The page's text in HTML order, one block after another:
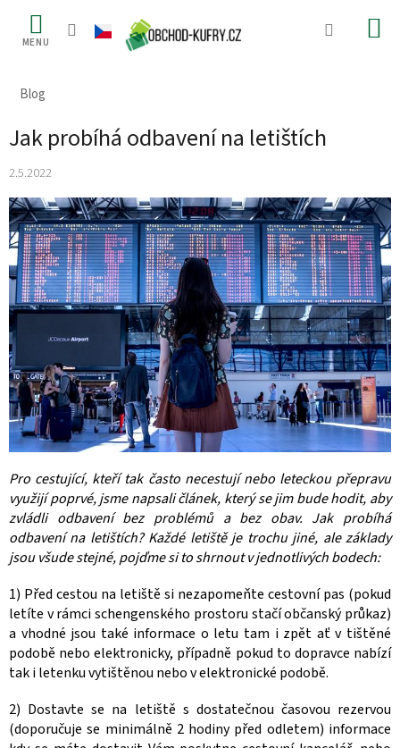
obsah
Blog
Jak probíhá odbavení na letištích
2.5.2022
Pro cestující, kteří tak často necestují nebo leteckou přepravu
využijí poprvé, jsme napsali článek, který se jim bude hodit, aby
zvládli odbavení bez problémů a bez obav. Jak probíhá
odbavení na letištích? Každé letiště je trochu jiné, ale základy
jsou všude stejné, pojďme si to shrnout v jednotlivých bodech:
1) Před cestou na letiště si nezapomeňte cestovní pas (pokud
letíte v rámci schengenského prostoru stačí občanský průkaz)
a vhodné jsou také informace o letu tam i zpět ať v tištěné
podobě nebo elektronicky, případně pokud to dopravce nabízí
tak i letenku vytištěnou nebo v elektronické podobě.
2) Dostavte se na letiště s dostatečnou časovou rezervou
(doporučuje se minimálně 2 hodiny před odletem) informace